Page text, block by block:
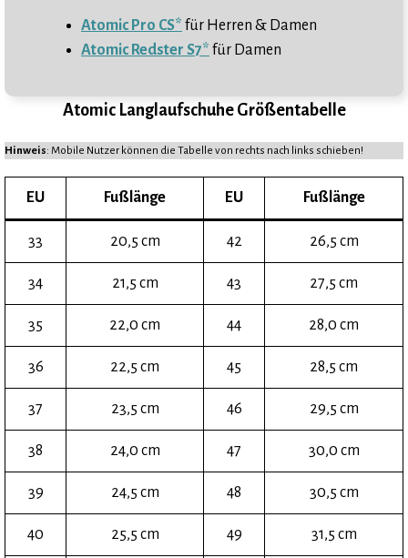
Atomic Pro CS* für Herren & Damen
Atomic Redster S7* für Damen
Atomic Langlaufschuhe Größentabelle
Hinweis: Mobile Nutzer können die Tabelle von rechts nach links schieben!
EU Fußlänge EU Fußlänge
33 20,5 cm 42 26,5 cm
34 21,5 cm 43 27,5 cm
35 22,0 cm 44 28,0 cm
36 22,5 cm 45 28,5 cm
37 23,5 cm 46 29,5 cm
38 24,0 cm 47 30,0 cm
39 24,5 cm 48 30,5 cm
40 25,5 cm 49 31,5 cm